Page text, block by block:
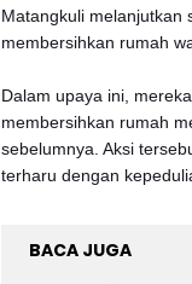
Matangkuli melanjutkan
membersihkan rumah
Dalam upaya ini,
membersihkan rumah
sebelumnya. Aksi
terharu dengan
BACA JUGA